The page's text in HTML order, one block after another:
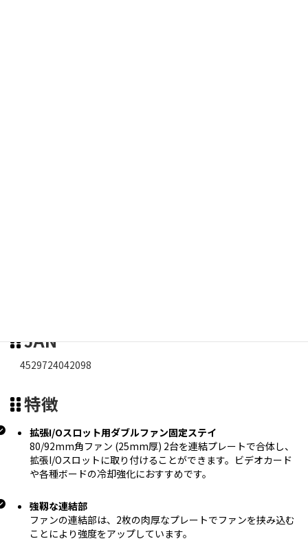
JAN
4529724042098
特徴
拡張I/Oスロット用ダブルファン固定ステイ
80/92mm角ファン (25mm厚) 2台を連結プレートで合体し、
拡張I/Oスロットに取り付けることができます。ビデオカード
や各種ボードの冷却強化におすすめです。
強靱な連結部
ファンの連結部は、2枚の肉厚なプレートでファンを挟み込む
ことにより強度をアップしています。